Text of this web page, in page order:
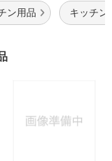
ン用品 キッチン